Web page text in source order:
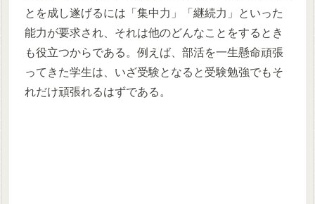
とを成し遂げるには「集中力」「継続力」といった
能力が要求され、それは他のどんなことをするとき
も役立つからである。例えば、部活を一生懸命頑張
ってきた学生は、いざ受験となると受験勉強でもそ
れだけ頑張れるはずである。